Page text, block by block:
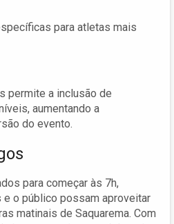
para atletas mais
permite a inclusão de
aumentando a
do evento.
para começar às 7h,
o público possam aproveitar
matinais de Saquarema. Com